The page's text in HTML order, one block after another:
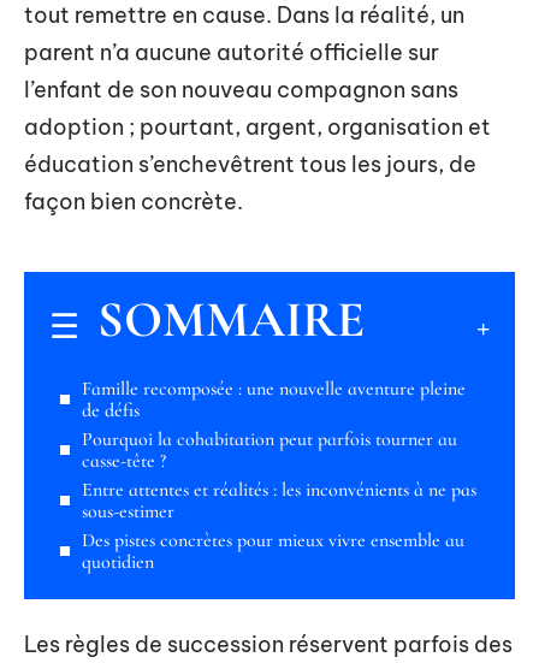
tout remettre en cause. Dans la réalité, un
parent n’a aucune autorité officielle sur
l’enfant de son nouveau compagnon sans
adoption ; pourtant, argent, organisation et
éducation s’enchevêtrent tous les jours, de
façon bien concrète.
SOMMAIRE
Famille recomposée : une nouvelle aventure pleine
de défis
Pourquoi la cohabitation peut parfois tourner au
casse-tête ?
Entre attentes et réalités : les inconvénients à ne pas
sous-estimer
Des pistes concrètes pour mieux vivre ensemble au
quotidien
Les règles de succession réservent parfois des